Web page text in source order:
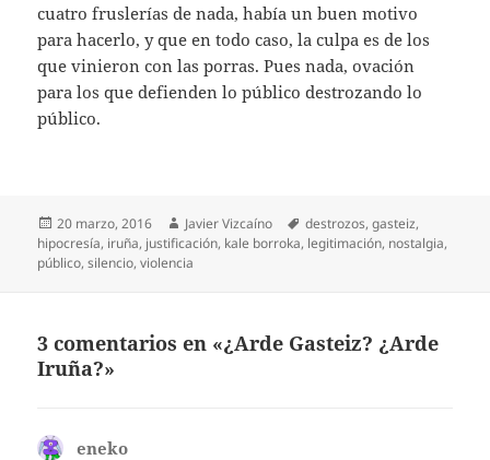
cuatro fruslerías de nada, había un buen motivo
para hacerlo, y que en todo caso, la culpa es de los
que vinieron con las porras. Pues nada, ovación
para los que defienden lo público destrozando lo
público.
Publicado
el
20 marzo, 2016 Autor
Javier Vizcaíno Etiquetas
destrozos,gasteiz,
hipocresía, iruña, justificación, kale borroka, legitimación, nostalgia,
público,silencio,violencia
3 comentarios en «¿Arde Gasteiz? ¿Arde
Iruña?»
eneko